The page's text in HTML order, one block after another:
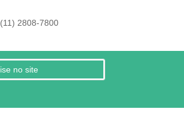
(11) 2808-7800